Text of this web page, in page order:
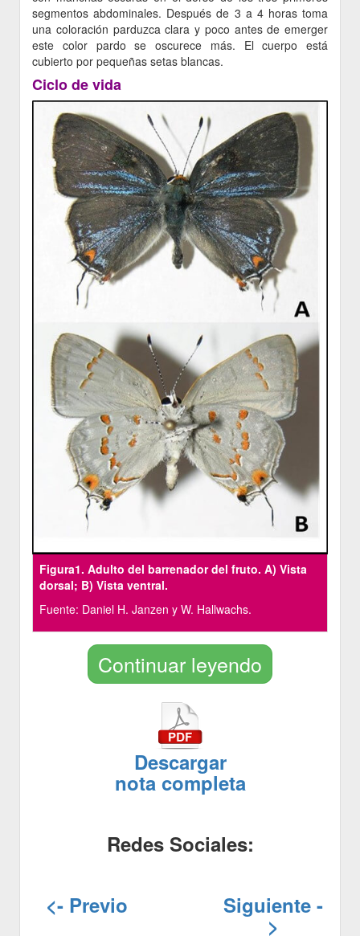
segmentos abdominales. Después de 3 a 4 horas toma
una coloración parduzca clara y poco antes de emerger
este color pardo se oscurece más. El cuerpo está
cubierto por pequeñas setas blancas.
Ciclo de vida
Figura1. Adulto del barrenador del fruto. A) Vista
dorsal; B) Vista ventral.
Fuente: Daniel H. Janzen y W. Hallwachs.
Continuar leyendo
Descargar
nota completa
Redes Sociales:
<- Previo Siguiente -
>